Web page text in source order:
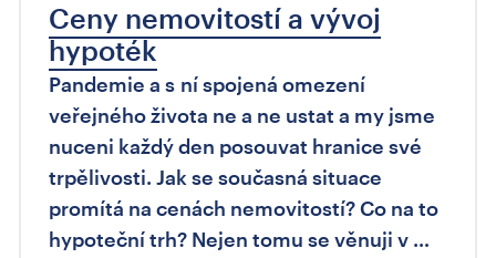
Ceny nemovitostí a vývoj
hypoték
Pandemie a s ní spojená omezení
veřejného života ne a ne ustat a my jsme
nuceni každý den posouvat hranice své
trpělivosti. Jak se současná situace
promítá na cenách nemovitostí? Co na to
hypoteční trh? Nejen tomu se věnuji v …